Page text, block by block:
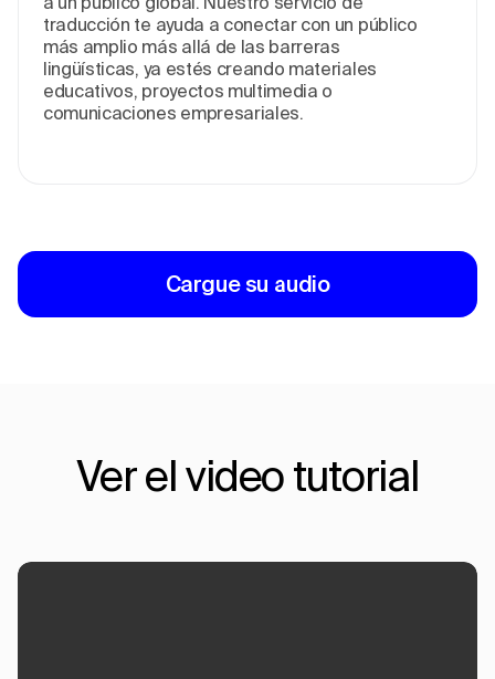
traducción te ayuda a conectar con un público
más amplio más allá de las barreras
lingüísticas, ya estés creando materiales
educativos, proyectos multimedia o
comunicaciones empresariales.
Cargue su audio
Ver el video tutorial